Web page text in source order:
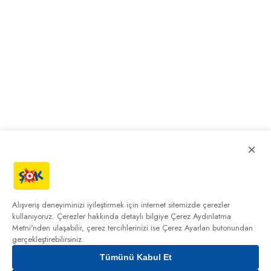
×
Alışveriş deneyiminizi iyileştirmek için internet sitemizde çerezler
kullanıyoruz. Çerezler hakkında detaylı bilgiye Çerez Aydınlatma
Metni'nden ulaşabilir, çerez tercihlerinizi ise Çerez Ayarları butonundan
gerçekleştirebilirsiniz.
Tümünü Kabul Et